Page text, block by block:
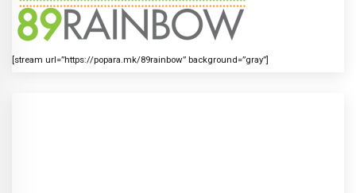
[stream url=”https://popara.mk/89rainbow” background=”gray”]